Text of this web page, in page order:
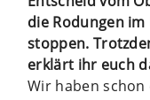
die Rodungen
stoppen.
erklärt ihr euch
Wir haben